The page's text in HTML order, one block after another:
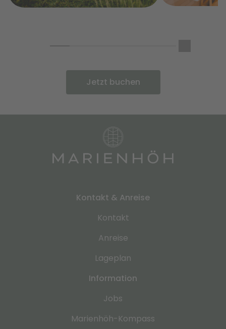
Jetzt buchen
Kontakt & Anreise
Kontakt
Anreise
Lageplan
Information
Jobs
Marienhöh-Kompass